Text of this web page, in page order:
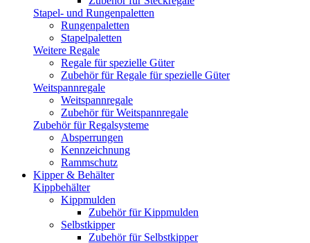
Stapel- und Rungenpaletten
Rungenpaletten
Stapelpaletten
Weitere Regale
Regale für spezielle Güter
Zubehör für Regale für spezielle Güter
Weitspannregale
Weitspannregale
Zubehör für Weitspannregale
Zubehör für Regalsysteme
Absperrungen
Kennzeichnung
Rammschutz
Kipper & Behälter
Kippbehälter
Kippmulden
Zubehör für Kippmulden
Selbstkipper
Zubehör für Selbstkipper